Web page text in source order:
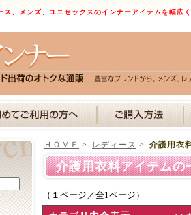
ス、メンズ、ユニセックスのインナーアイテムを幅広
ＨＯＭＥ > レディース > 介護用衣
介護用衣料アイテム
（１ページ／全1ページ）